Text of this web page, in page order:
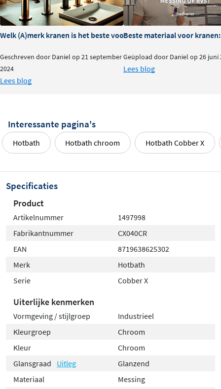
Welk (A)merk kranen is het beste voor je badkamer?
Geschreven door Daniel op 21 september
2024
Lees blog
Beste materiaal voor kranen:
Geüpload door Daniel op 26 juni
Lees blog
Interessante pagina's
Hotbath Hotbath chroom Hotbath Cobber X
Specificaties
Product
Artikelnummer
1497998
Fabrikantnummer
CX040CR
EAN
8719638625302
Merk
Hotbath
Serie
Cobber X
Uiterlijke kenmerken
Vormgeving / stijlgroep
Industrieel
Kleurgroep
Chroom
Kleur
Chroom
Glansgraad
Uitleg
Glanzend
Materiaal
Messing